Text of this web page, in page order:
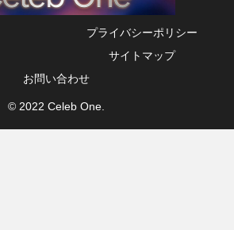
プライバシーポリシー
サイトマップ
お問い合わせ
© 2022 Celeb One.